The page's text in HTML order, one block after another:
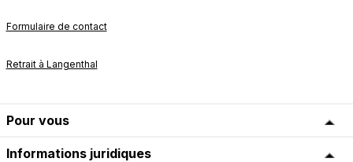
Formulaire de contact
Retrait à Langenthal
Pour vous
Informations juridiques